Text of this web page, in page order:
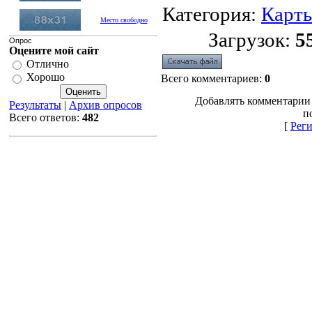
Место свободно
Опрос
Оцените мой сайт
Отлично
Хорошо
Результаты | Архив опросов
Всего ответов: 482
Категория:
Загрузок:
Всего комментариев: 0
Добавлять
[